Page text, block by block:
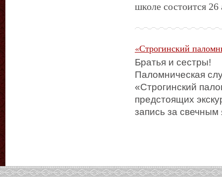
школе состоится 26
«Строгинский
Братья и сестры!
Паломническая
«Строгинский
предстоящих
запись за